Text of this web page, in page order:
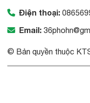
Điện thoại:
Email:
© Bản quyền thuộc